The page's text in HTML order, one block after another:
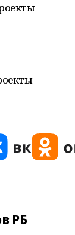
РБ